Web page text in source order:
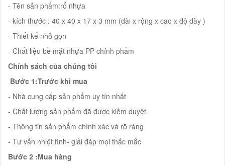
- Tên sản phẩm:rổ nhựa
- kích thước : 40 x 40 x 17 x 3 mm (dài x rộng x cao x độ dày )
- Thiết kế nhỏ gọn
- Chất liệu bề mặt nhựa PP chính phẩm
Chính sách của chúng tôi
Bước 1:Trước khi mua
- Nhà cung cấp sản phẩm uy tín nhất
- Chất lượng sản phẩm đã được kiềm duyệt
- Thông tin sản phẩm chính xác và rõ ràng
- Tư vấn nhiệt tình- giải đáp mọi thắc mắc
Bước 2 :Mua hàng